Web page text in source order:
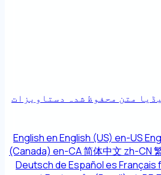
متن محفوظ شدہ دستاویزات
EnglishenEnglish (US) en-US
(Canada) en-CA简体中文 zh-CN
DeutschdeEspañolesFrançais